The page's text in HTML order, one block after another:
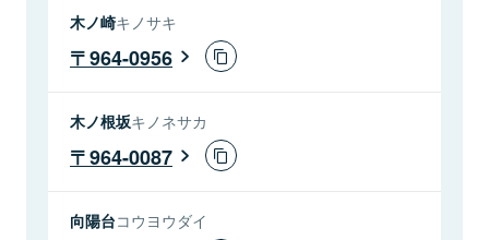
木ノ崎キノサキ
964-0956
木ノ根坂キノネサカ
964-0087
向陽台コウヨウダイ